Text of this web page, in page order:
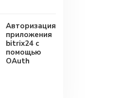
Авторизация
приложения
bitrix24 с
помощью
OAuth